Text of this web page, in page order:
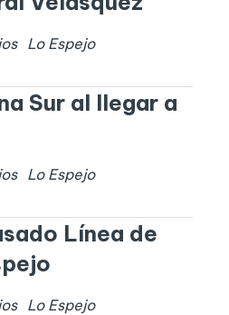
Lo Espejo
Sur al llegar a
Lo Espejo
Línea de
Lo Espejo